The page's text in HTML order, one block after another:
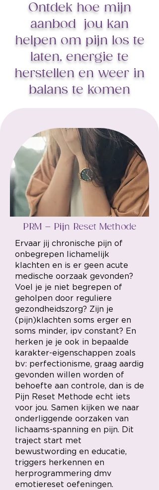
Ontdek hoe mijn
aanbod jou kan
helpen om pijn los te
laten, energie te
herstellen en weer in
balans te komen
PRM – Pijn Reset Methode
Ervaar jij chronische pijn of
onbegrepen lichamelijk
klachten en is er geen acute
medische oorzaak gevonden?
Voel je je niet begrepen of
geholpen door reguliere
gezondheidszorg? Zijn je
(pijn)klachten soms erger en
soms minder, ipv constant? En
herken je je ook in bepaalde
karakter-eigenschappen zoals
bv: perfectionisme, graag aardig
gevonden willen worden of
behoefte aan controle, dan is de
Pijn Reset Methode echt iets
voor jou. Samen kijken we naar
onderliggende oorzaken van
lichaams-spanning en pijn. Dit
traject start met
bewustwording en educatie,
triggers herkennen en
herprogrammering dmv
emotiereset oefeningen.